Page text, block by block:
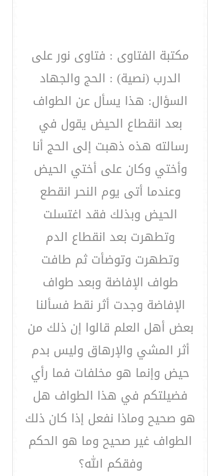
مكتبة الفتاوى : فتاوى نور على
الدرب (نصية) : الحج والجهاد
السؤال: هذا يسأل عن الطواف
بعد انقطاع الحيض يقول في
رسالته هذه ذهبت إلى الحج أنا
وأختي وكان على أختي الحيض
وعندما أتى يوم النحر انقطع
الحيض وبذلك فقد اغتسلت
وتطهرت بعد انقطاع الدم
وتطهرت وتوضأت ثم طافت
طواف الإفاضة وبعد طواف
الإفاضة وجدت أثر نقط فسألنا
بعض أهل العلم قالوا إن ذلك من
أثر المشي والإرهاق وليس بدم
حيض وإنما هو مخلفات فما رأي
فضيلتكم في هذا الطواف هل
هو صحيح وماذا نفعل إذا كان ذلك
الطواف غير صحيح وما هو الحكم
وفقكم الله؟